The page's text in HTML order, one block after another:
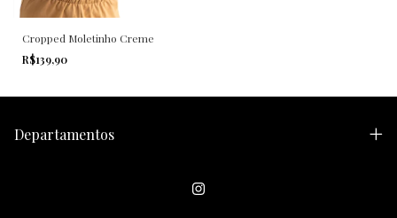
Cropped Moletinho Creme
R$139,90
Departamentos